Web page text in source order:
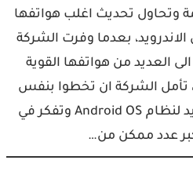
وتحاول تحديث اغلب هواتفها
الاندرويد، بعدما وفرت الشركة
10 الحالة الى العديد من هواتفها القوية
تأمل الشركة ان تخطوا بنفس
الطريقة مع الإصدار الجديد لنظام Android OS وتفكر في
عدد ممكن من…